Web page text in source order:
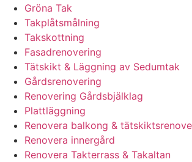
Gröna Tak
Takplåtsmålning
Takskottning
Fasadrenovering
Tätskikt & Läggning av Sedumtak
Gårdsrenovering
Renovering Gårdsbjälklag
Plattläggning
Renovera balkong &
Renovera innergård
Renovera Takterrass & Takaltan